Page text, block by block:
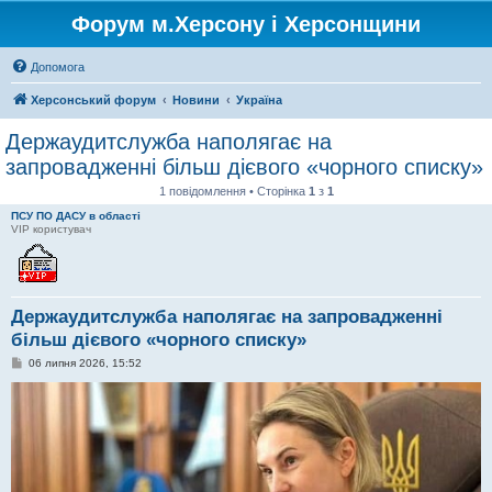
Форум м.Херсону і Херсонщини
Допомога
Херсонський форум Новини Україна
Держаудитслужба наполягає на
запровадженні більш дієвого «чорного списку»
1 повідомлення • Сторінка 1 з 1
ПСУ ПО ДАСУ в області
VIP користувач
Держаудитслужба наполягає на запровадженні
більш дієвого «чорного списку»
П06 липня 2026, 15:52